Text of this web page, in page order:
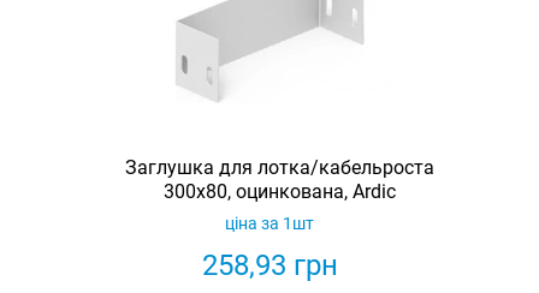
Заглушка для лотка/кабельроста
300х80, оцинкована, Ardic
258,93 грн
ціна за 1шт